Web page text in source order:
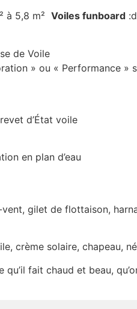
à 5,8 m² Voiles funboard
de Voile
» ou « Performance »
d’État voile
en plan d’eau
gilet de flottaison,
crème solaire, chapeau,
qu’il fait chaud et beau,